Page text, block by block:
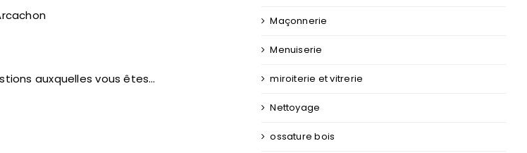
auxquelles vous êtes…
Maçonnerie
Menuiserie
miroiterie et vitrerie
Nettoyage
ossature bois